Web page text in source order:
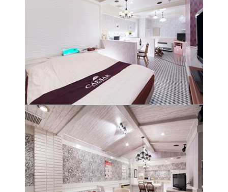
レインフォレストをイメージさせる雰囲気が楽し
い気分にさせてくれる空間
レインフォレストをイメージさせるウッド調の雰